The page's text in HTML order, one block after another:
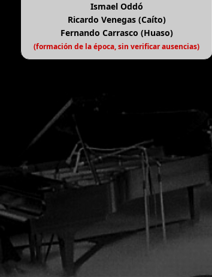
Ismael Oddó
Ricardo Venegas (Caíto)
Fernando Carrasco (Huaso)
(formación de la época, sin verificar ausencias)